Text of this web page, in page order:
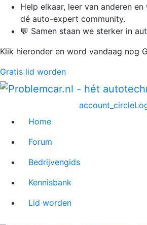
Help elkaar, leer van anderen
dé auto-expert community.
💬 Samen staan we sterker in
Klik hieronder en word vandaag nog
Gratis lid worden
account_circle
Home
Forum
Bedrijvengids
Kennisbank
Lid worden